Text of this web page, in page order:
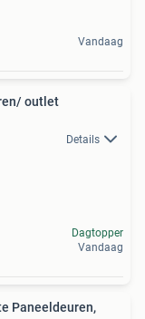
Vandaag
outlet
Details
Dagtopper
Vandaag
Paneeldeuren,